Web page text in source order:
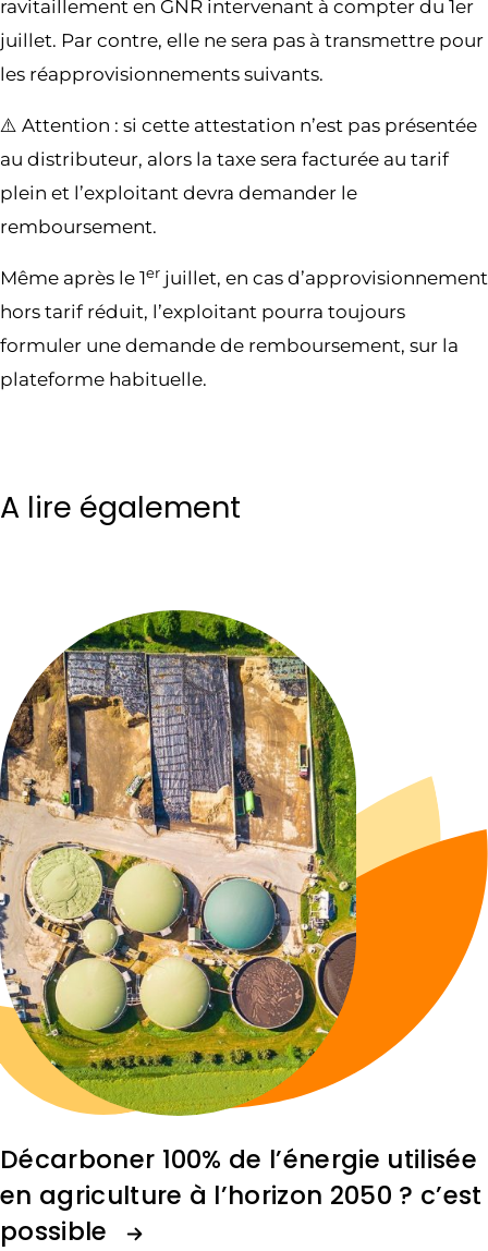
ravitaillement en GNR intervenant à compter du 1er
juillet. Par contre, elle ne sera pas à transmettre pour
les réapprovisionnements suivants.
⚠️ Attention : si cette attestation n’est pas présentée
au distributeur, alors la taxe sera facturée au tarif
plein et l’exploitant devra demander le
remboursement.
Même après le 1er juillet, en cas d’approvisionnement
hors tarif réduit, l’exploitant pourra toujours
formuler une demande de remboursement, sur la
plateforme habituelle.
A lire également
Décarboner 100% de l’énergie utilisée
en agriculture à l’horizon 2050 ? c’est
possible